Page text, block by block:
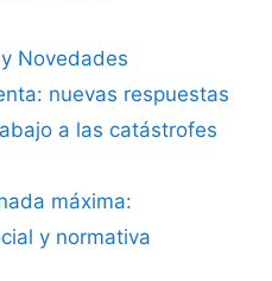
Novedades
nuevas respuestas
a las catástrofes
máxima:
y normativa